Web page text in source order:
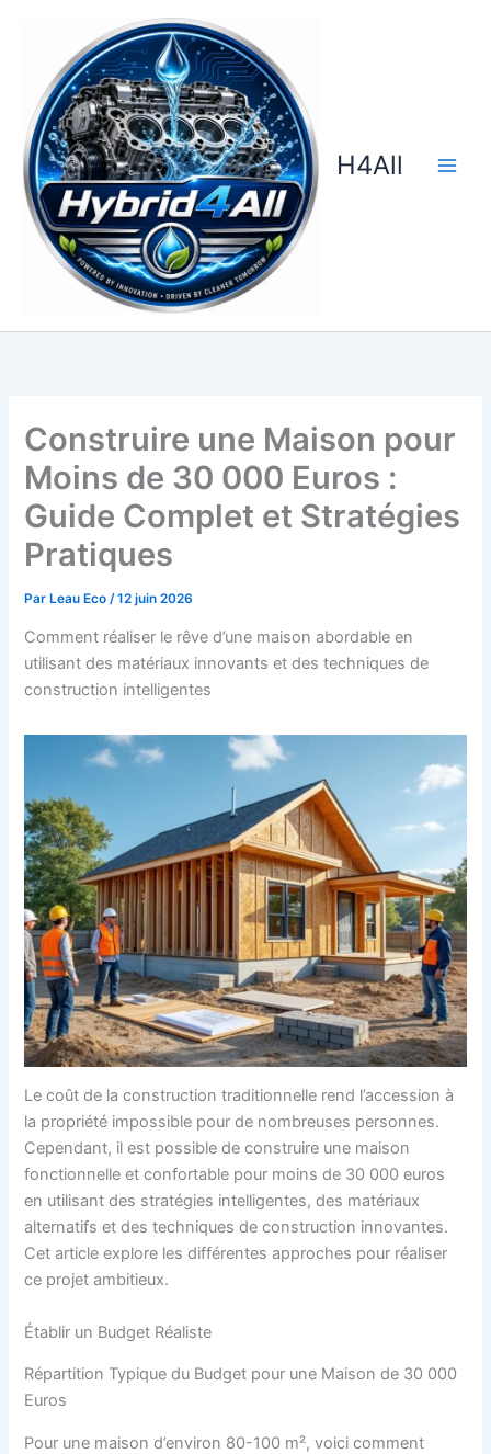
H4All
Construire une Maison pour
Moins de 30 000 Euros :
Guide Complet et Stratégies
Pratiques
ParLeau Eco/12 juin 2026
Comment réaliser le rêve d’une maison abordable en
utilisant des matériaux innovants et des techniques de
construction intelligentes
Le coût de la construction traditionnelle rend l’accession à
la propriété impossible pour de nombreuses personnes.
Cependant, il est possible de construire une maison
fonctionnelle et confortable pour moins de 30 000 euros
en utilisant des stratégies intelligentes, des matériaux
alternatifs et des techniques de construction innovantes.
Cet article explore les différentes approches pour réaliser
ce projet ambitieux.
Établir un Budget Réaliste
Répartition Typique du Budget pour une Maison de 30 000
Euros
Pour une maison d’environ 80-100 m², voici comment